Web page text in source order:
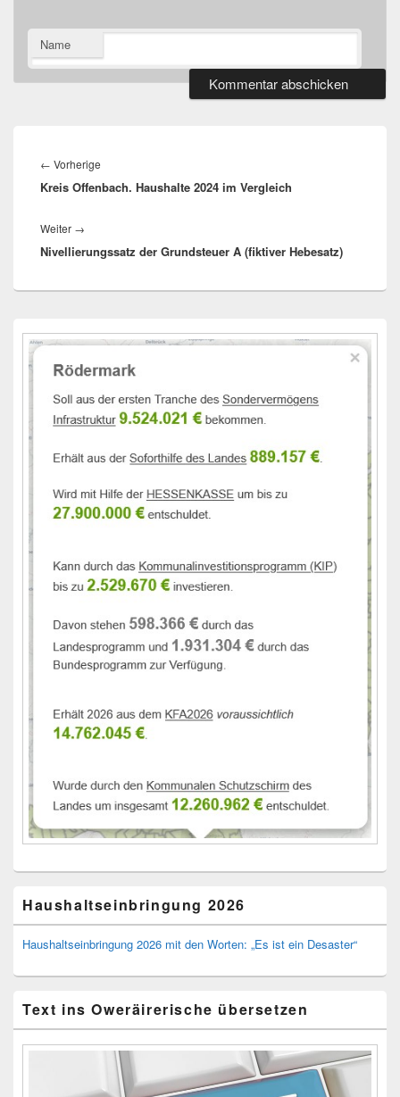
Name
← Vorherige
Beitrag:
Kreis Offenbach. Haushalte 2024 im Vergleich
Weiter →
Beitrag:
Nivellierungssatz der Grundsteuer A (fiktiver Hebesatz)
Seitenleisten-
Widgetbereich
Haushaltseinbringung 2026
Haushaltseinbringung 2026 mit den Worten: „Es ist ein Desaster“
Text ins Oweräirerische übersetzen